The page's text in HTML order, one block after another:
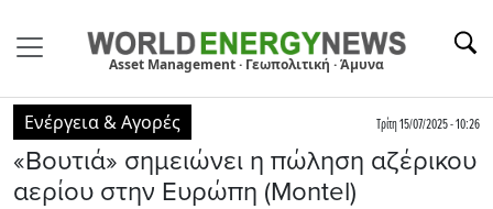
Asset Management · Γεωπολιτική · Άμυνα
Ενέργεια & Αγορές Τρίτη 15/07/2025 - 10:26
«Βουτιά» σημειώνει η πώληση αζέρικου
αερίου στην Ευρώπη (Montel)